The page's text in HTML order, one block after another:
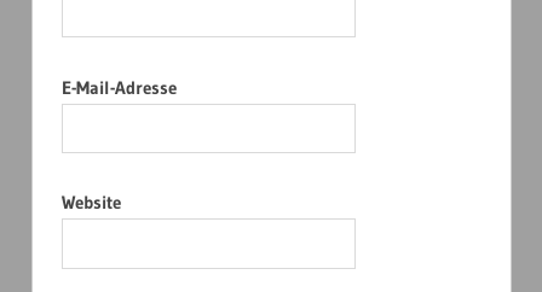
E-Mail-Adresse
Website